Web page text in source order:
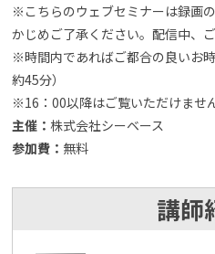
※こちらのウェブセミナーは録画
かじめご了承ください。配信中、
※時間内であればご都合の良いお
約45分）
※16：00以降はご覧いただけませ
主催： 株式会社シーベース
参加費： 無料
講師